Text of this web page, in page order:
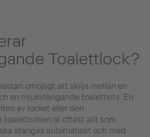
Toalettlock?
omöjligt att skilja mellan en
en mjukstängande toalettsits. En
av locket eller den
toalettsitsen är oftast allt som
stängas automatiskt och med